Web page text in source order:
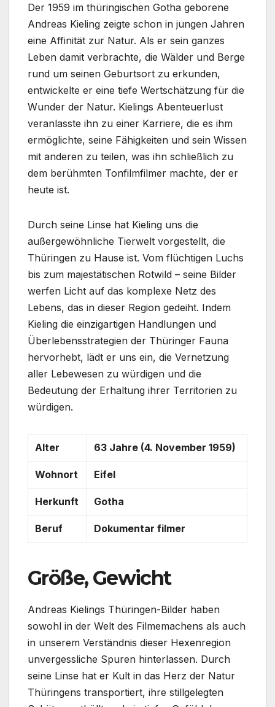
Der 1959 im thüringischen Gotha geborene
Andreas Kieling zeigte schon in jungen Jahren
eine Affinität zur Natur. Als er sein ganzes
Leben damit verbrachte, die Wälder und Berge
rund um seinen Geburtsort zu erkunden,
entwickelte er eine tiefe Wertschätzung für die
Wunder der Natur. Kielings Abenteuerlust
veranlasste ihn zu einer Karriere, die es ihm
ermöglichte, seine Fähigkeiten und sein Wissen
mit anderen zu teilen, was ihn schließlich zu
dem berühmten Tonfilmfilmer machte, der er
heute ist.
Durch seine Linse hat Kieling uns die
außergewöhnliche Tierwelt vorgestellt, die
Thüringen zu Hause ist. Vom flüchtigen Luchs
bis zum majestätischen Rotwild – seine Bilder
werfen Licht auf das komplexe Netz des
Lebens, das in dieser Region gedeiht. Indem
Kieling die einzigartigen Handlungen und
Überlebensstrategien der Thüringer Fauna
hervorhebt, lädt er uns ein, die Vernetzung
aller Lebewesen zu würdigen und die
Bedeutung der Erhaltung ihrer Territorien zu
würdigen.
Alter 63 Jahre (4. November 1959)
Wohnort Eifel
Herkunft Gotha
Beruf Dokumentar filmer
Größe, Gewicht
Andreas Kielings Thüringen-Bilder haben
sowohl in der Welt des Filmemachens als auch
in unserem Verständnis dieser Hexenregion
unvergessliche Spuren hinterlassen. Durch
seine Linse hat er Kult in das Herz der Natur
Thüringens transportiert, ihre stillgelegten